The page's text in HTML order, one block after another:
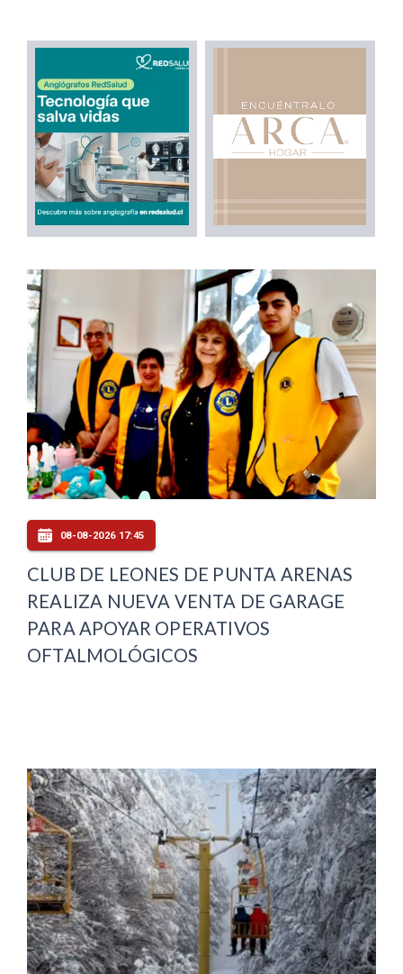
08-08-2026 17:45
CLUB DE LEONES DE PUNTA ARENAS
REALIZA NUEVA VENTA DE GARAGE
PARA APOYAR OPERATIVOS
OFTALMOLÓGICOS